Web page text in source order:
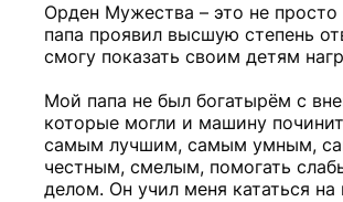
Орден Мужества – это не просто
папа проявил высшую степень
смогу показать своим детям
Мой папа не был богатырём с
которые могли и машину
самым лучшим, самым умным,
честным, смелым, помогать
делом. Он учил меня кататься